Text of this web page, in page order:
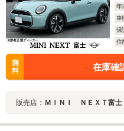
年
車
保
住
無
料
在庫確
販売店： ＭＩＮＩ ＮＥＸＴ富士